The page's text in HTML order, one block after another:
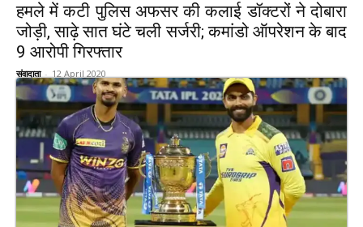
हमले में कटी पुलिस अफसर की कलाई डॉक्टरों ने दोबारा
जोड़ी, साढ़े सात घंटे चली सर्जरी; कमांडो ऑपरेशन के बाद
9 आरोपी गिरफ्तार
संवादाता - 12 April 2020